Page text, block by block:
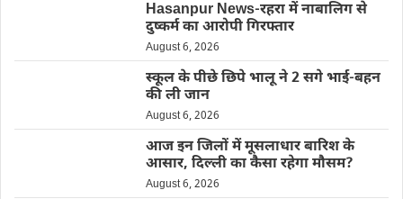
Hasanpur News-रहरा में नाबालिग से
दुष्कर्म का आरोपी गिरफ्तार
August 6, 2026
स्कूल के पीछे छिपे भालू ने 2 सगे भाई-बहन
की ली जान
August 6, 2026
आज इन जिलों में मूसलाधार बारिश के
आसार, दिल्ली का कैसा रहेगा मौसम?
August 6, 2026